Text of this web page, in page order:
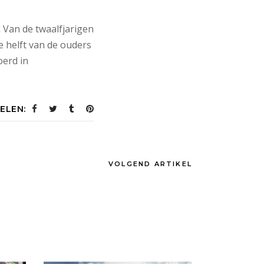
de twaalfjarigen
helft van de ouders
in
VOLGEND ARTIKEL